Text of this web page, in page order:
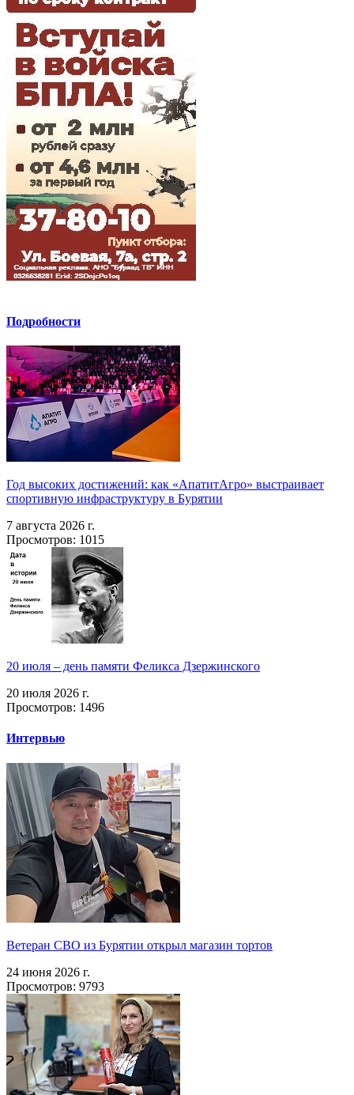
Подробности
Год высоких достижений: как «АпатитАгро» выстраивает
спортивную инфраструктуру в Бурятии
7 августа 2026 г.
Просмотров: 1015
20 июля – день памяти Феликса Дзержинского
20 июля 2026 г.
Просмотров: 1496
Интервью
Ветеран СВО из Бурятии открыл магазин тортов
24 июня 2026 г.
Просмотров: 9793